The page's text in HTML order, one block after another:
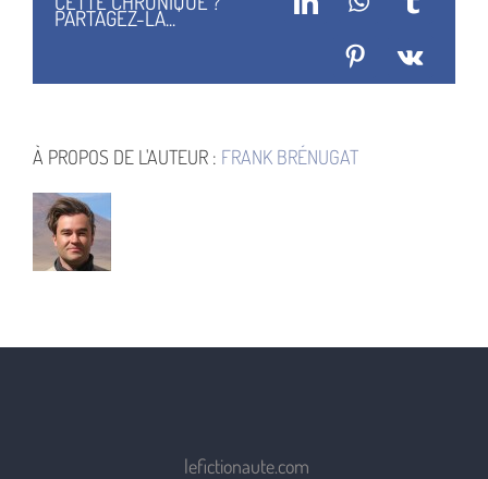
PARTAGEZ-LA... LinkedInWhatsApp
Tumblr
Pinterest
Vk
À PROPOS DE L'AUTEUR : FRANK BRÉNUGAT
lefictionaute.com